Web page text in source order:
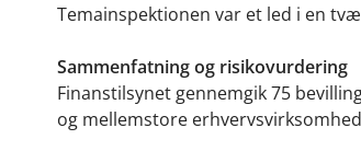
Temainspektionen var et led i en
Sammenfatning og risikovurdering
Finanstilsynet gennemgik 75
og mellemstore